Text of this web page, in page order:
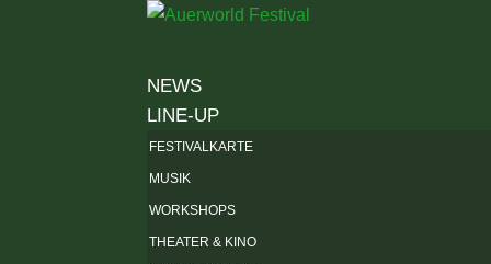
NEWS
LINE-UP
FESTIVALKARTE
MUSIK
WORKSHOPS
THEATER & KINO